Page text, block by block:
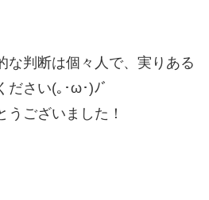
な判断は個々人で、実りある
ださい(｡･ω･)ﾉﾞ
うございました！